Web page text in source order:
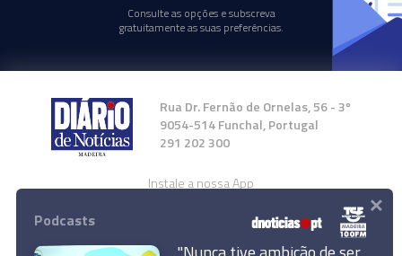
Consulte as opções e subscreva
gratuitamente as suas preferências.
Rua Dr. Fernão de Ornelas, 56 - 3º
9054-514 Funchal, Portugal
291 202 300
Instale a nossa App
Podcasts ×